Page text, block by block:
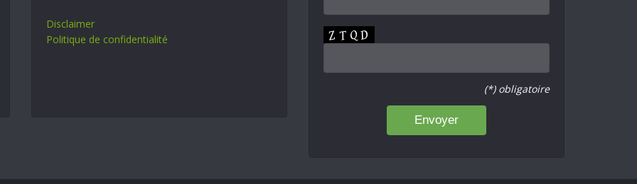
Disclaimer
Politique de confidentialité
(*) obligatoire